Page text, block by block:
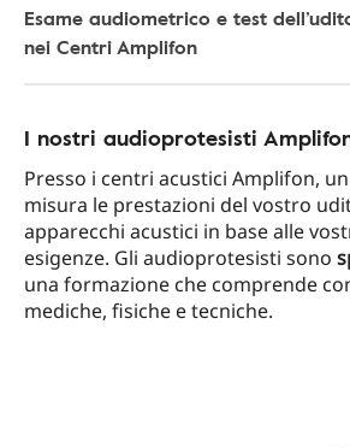
Esame audiometrico e test
nei Centri Amplifon
I nostri audioprotesisti
Presso i centri acustici Amplifon, un
misura le prestazioni del vostro
apparecchi acustici in base alle
esigenze. Gli audioprotesisti sono
una formazione che comprende
mediche, fisiche e tecniche.